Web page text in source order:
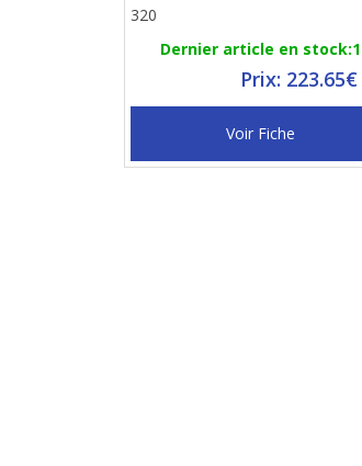
320
Dernier article en stock:1
Prix:
Voir Fiche